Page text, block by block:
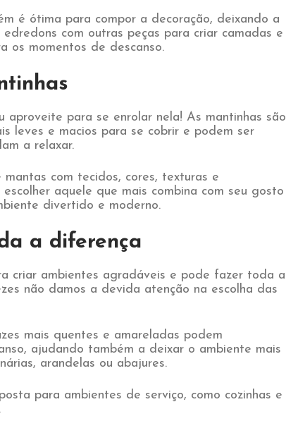
é ótima para compor a decoração, deixando a
com outras peças para criar camadas e
os momentos de descanso.
aproveite para se enrolar nela! As mantinhas são
leves e macios para se cobrir e podem ser
a relaxar.
com tecidos, cores, texturas e
aquele que mais combina com seu gosto
divertido e moderno.
a diferença
criar ambientes agradáveis e pode fazer toda a
não damos a devida atenção na escolha das
mais quentes e amareladas podem
ajudando também a deixar o ambiente mais
arandelas ou abajures.
para ambientes de serviço, como cozinhas e